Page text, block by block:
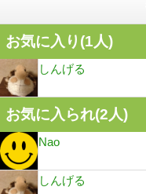
お気に入り(1人)
しんげる
お気に入られ(2人)
Nao
しんげる